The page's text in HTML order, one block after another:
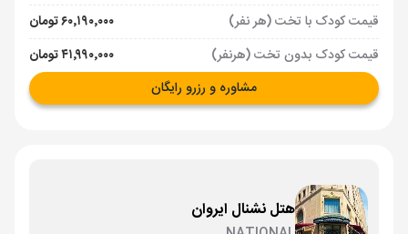
قیمت کودک با تخت (هر نفر)
۶۰٬۱۹۰٬۰۰۰ تومان
قیمت کودک بدون تخت (هرنفر)
۴۱٬۹۹۰٬۰۰۰ تومان
مشاوره و رزرو رایگان
هتل نشنال ایروان